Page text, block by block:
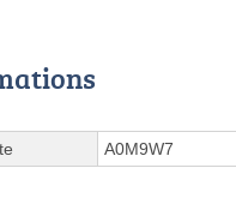
A0M9W7